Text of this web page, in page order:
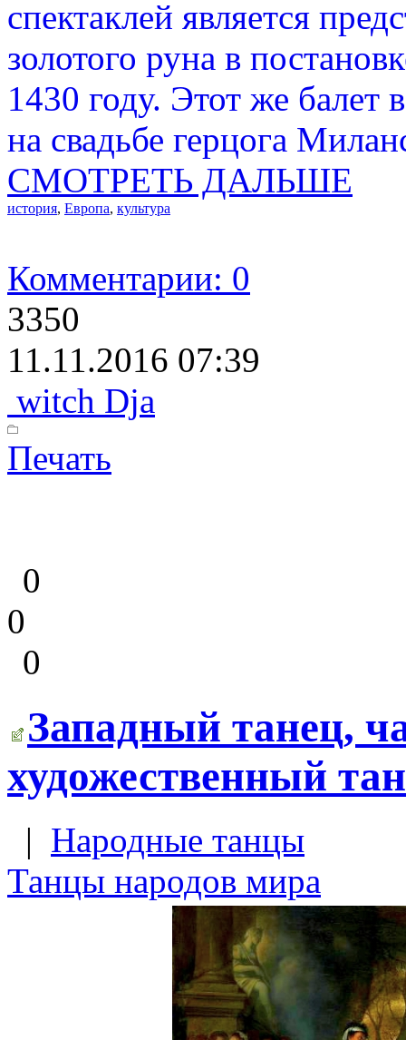
спектаклей является
золотого руна в
1430 году. Этот же балет
на свадьбе герцога
СМОТРЕТЬ ДАЛЬШЕ
история, Европа, культура
Комментарии: 0
3350
11.11.2016 07:39
witch Dja
Печать
0
0
0
Западный танец,
художественный
| Народные танцы
Танцы народов мира